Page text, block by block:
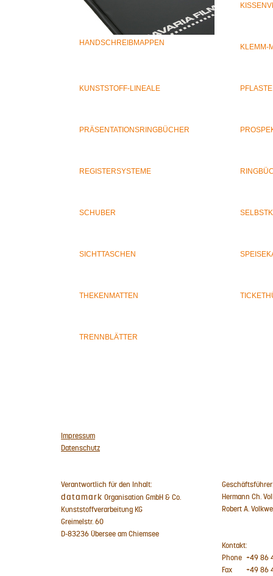
HANDSCHREIBMAPPEN KLEMM-
KUNSTSTOFF-LINEALE
PRÄSENTATIONSRINGBÜCHER
REGISTERSYSTEME
SCHUBER
SICHTTASCHEN
THEKENMATTEN
TRENNBLÄTTER
Impressum
Datenschutz
Verantwortlich für den Inhalt:
datamark Organisation GmbH & Co.
Kunststoffverarbeitung KG
Greimelstr. 60
D-83236 Übersee am Chiemsee
Geschäftsführer:
Hermann Ch.
Robert A.
Kontakt:
Phone +49 86
Fax
+49 86